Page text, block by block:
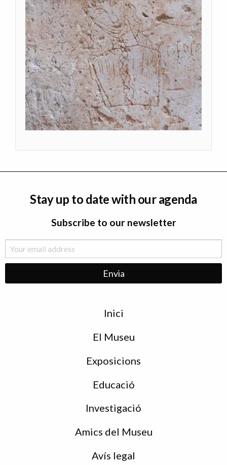
Stay up to date with our agenda
Subscribe to our newsletter
Inici
El Museu
Exposicions
Educació
Investigació
Amics del Museu
Avís legal